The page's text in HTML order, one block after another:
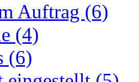
Auftrag (6)
(4)
(6)